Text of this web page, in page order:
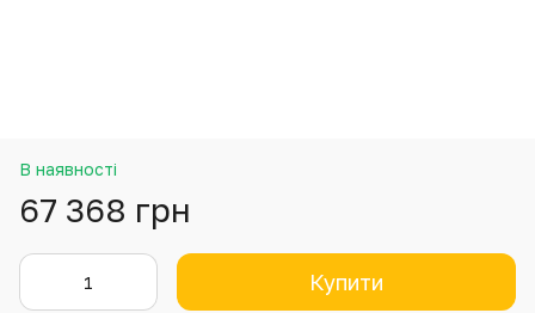
В наявності
67 368 грн
Купити